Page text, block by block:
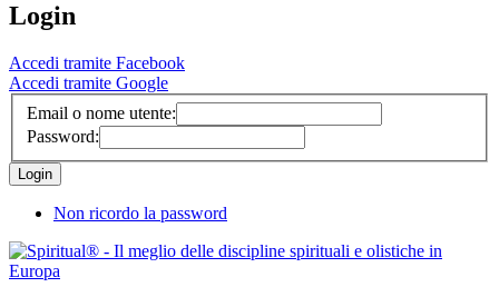
Login
Accedi tramite Facebook
Accedi tramite Google
Email o nome utente:
Password:
Non ricordo la password